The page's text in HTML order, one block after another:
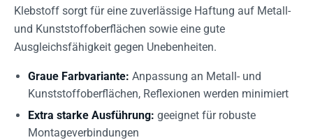
Klebstoff sorgt für eine zuverlässige Haftung auf Metall-
und Kunststoffoberflächen sowie eine gute
Ausgleichsfähigkeit gegen Unebenheiten.
Graue Farbvariante: Anpassung an Metall- und
Kunststoffoberflächen, Reflexionen werden minimiert
Extra starke Ausführung: geeignet für robuste
Montageverbindungen